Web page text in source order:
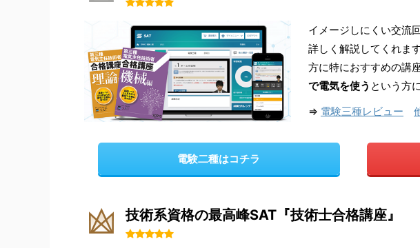
イメージしにくい交流
詳しく解説してくれま
方に特におすすめの講
で電気を使う という方
⇒ 電験三種レビュー
電験二種はコチラ
技術系資格の最高峰SAT『技術士合格講座』